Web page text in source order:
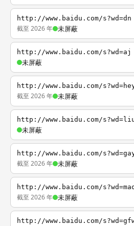
http://www.baidu.com/s?wd=dn
截至 2026 年 未屏蔽
http://www.baidu.com/s?wd=aj
未屏蔽
http://www.baidu.com/
截至 2026 年 未屏蔽
http://www.baidu.com/
未屏蔽
http://www.baidu.com/
截至 2026 年 未屏蔽
http://www.baidu.com/
截至 2026 年 未屏蔽
http://www.baidu.com/